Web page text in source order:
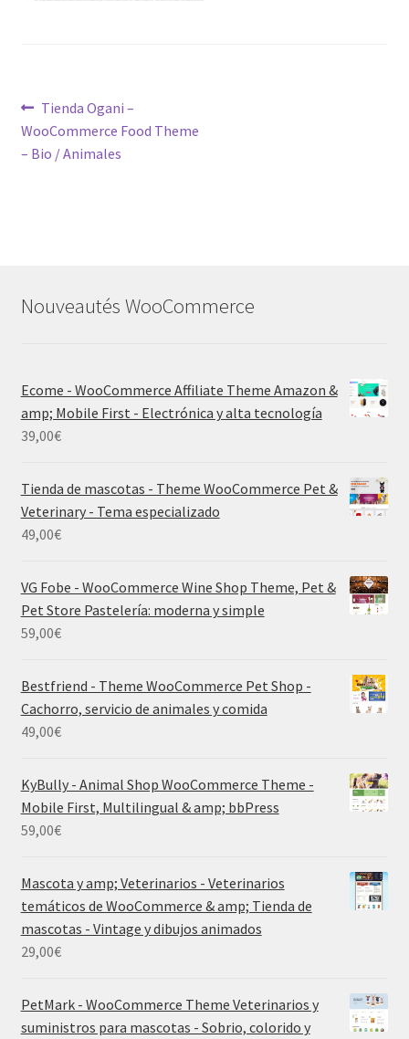
Post
navigation
Previous
post:
Tienda Ogani –
WooCommerce Food Theme
– Bio / Animales
Nouveautés WooCommerce
Ecome - WooCommerce Affiliate Theme Amazon &
amp; Mobile First - Electrónica y alta tecnología
39,00€
Tienda de mascotas - Theme WooCommerce Pet &
Veterinary - Tema especializado
49,00€
VG Fobe - WooCommerce Wine Shop Theme, Pet &
Pet Store Pastelería: moderna y simple
59,00€
Bestfriend - Theme WooCommerce Pet Shop -
Cachorro, servicio de animales y comida
49,00€
KyBully - Animal Shop WooCommerce Theme -
Mobile First, Multilingual & amp; bbPress
59,00€
Mascota y amp; Veterinarios - Veterinarios
temáticos de WooCommerce & amp; Tienda de
mascotas - Vintage y dibujos animados
29,00€
PetMark - WooCommerce Theme Veterinarios y
suministros para mascotas - Sobrio, colorido y